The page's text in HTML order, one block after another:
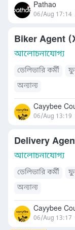
Pathao
06/Aug 17:14
Biker Agent
আলোচনাযোগ্য
ডেলিভারি কর্মী
অন্যান্য
Cayybee
06/Aug 13:19
Delivery
আলোচনাযোগ্য
ডেলিভারি কর্মী
অন্যান্য
Cayybee
06/Aug 13:17